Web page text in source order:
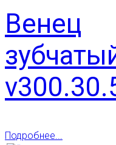
Венец
Подробнее...